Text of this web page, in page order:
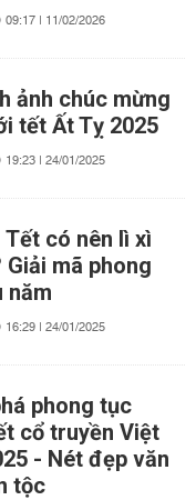
09:17 | 11/02/2026
ảnh chúc mừng
tết Ất Tỵ 2025
19:23 | 24/01/2025
Tết có nên lì xì
Giải mã phong
năm
16:29 | 24/01/2025
phong tục
cổ truyền Việt
- Nét đẹp văn
tộc